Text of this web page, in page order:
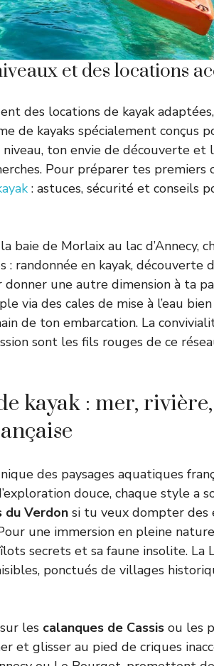
et des locations
des locations de kayak adaptées,
de kayaks spécialement conçus
ton envie de découverte et
Pour préparer tes premiers
: astuces, sécurité et conseils
baie de Morlaix au lac d’Annecy,
randonnée en kayak, découverte
une autre dimension à ta
via des cales de mise à l’eau
de ton embarcation. La
sont les fils rouges de ce
kayak : mer,
des paysages aquatiques
douce, chaque style a
du Verdon si tu veux dompter des
une immersion en pleine
secrets et sa faune insolite. La
ponctués de villages
les calanques de Cassis ou les
et glisser au pied de criques